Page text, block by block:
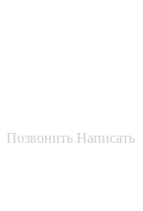
Позвонить Написать